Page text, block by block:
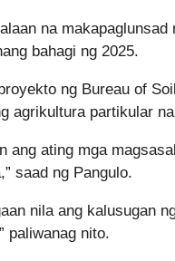
na
bahagi ng 2025.
ng Bureau of
agrikultura partikular
ang ating mga
saad ng Pangulo.
nila ang kalusugan
paliwanag nito.